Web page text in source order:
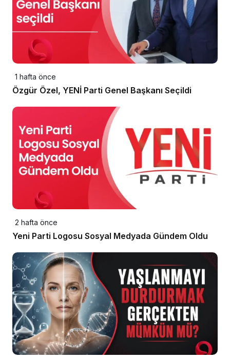
1 hafta önce
Özgür Özel, YENİ Parti Genel Başkanı Seçildi
2 hafta önce
Yeni Parti Logosu Sosyal Medyada Gündem Oldu